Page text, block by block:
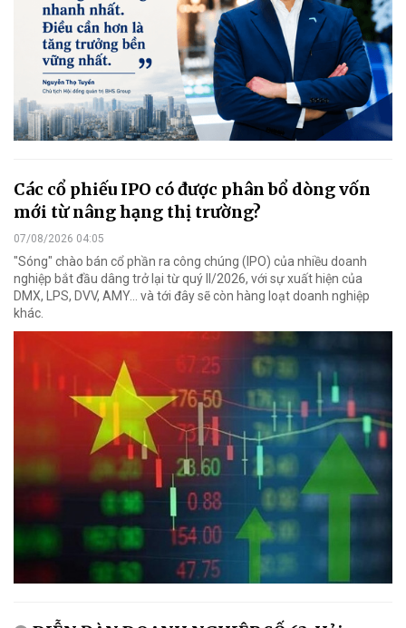
Các cổ phiếu IPO có được phân bổ dòng vốn
mới từ nâng hạng thị trường?
07/08/2026 04:05
"Sóng" chào bán cổ phần ra công chúng (IPO) của nhiều doanh
nghiệp bắt đầu dâng trở lại từ quý II/2026, với sự xuất hiện của
DMX, LPS, DVV, AMY... và tới đây sẽ còn hàng loạt doanh nghiệp
khác.